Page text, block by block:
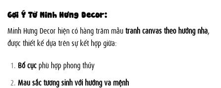
Gợi Ý Từ Minh Hưng Decor:
Minh Hưng Decor hiện có hàng trăm mẫutranh canvas theo hướng nhà,
được thiết kế dựa trên sự kết hợp giữa:
Bố cụcphù hợp phong thủy
Màu sắc tương sinh với hướng và mệnh